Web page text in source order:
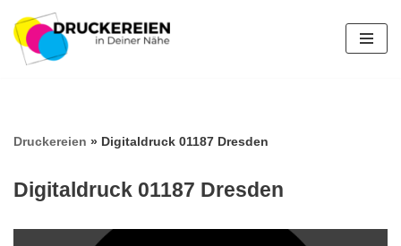
Zum
Inhalt
Druckereien » Digitaldruck 01187 Dresden
Digitaldruck 01187 Dresden